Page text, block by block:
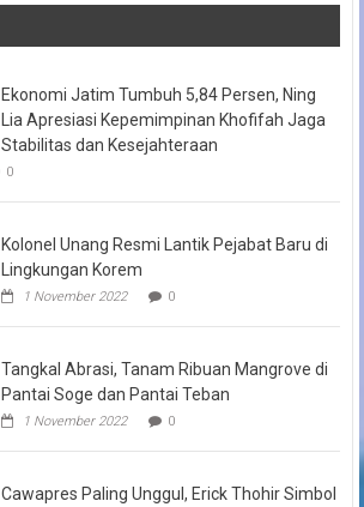
Ekonomi Jatim Tumbuh 5,84 Persen, Ning
Lia Apresiasi Kepemimpinan Khofifah Jaga
Stabilitas dan Kesejahteraan
0
Kolonel Unang Resmi Lantik Pejabat Baru di
Lingkungan Korem
1 November 2022 0
Tangkal Abrasi, Tanam Ribuan Mangrove di
Pantai Soge dan Pantai Teban
1 November 2022 0
Cawapres Paling Unggul, Erick Thohir Simbol